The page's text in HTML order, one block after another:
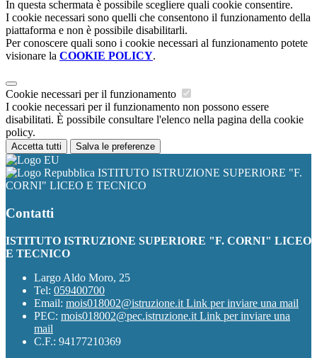
In questa schermata è possibile scegliere quali cookie consentire.
I cookie necessari sono quelli che consentono il funzionamento della
piattaforma e non è possibile disabilitarli.
Per conoscere quali sono i cookie necessari al funzionamento potete
visionare la COOKIE POLICY.
Cookie necessari per il funzionamento
I cookie necessari per il funzionamento non possono essere
disabilitati. È possibile consultare l'elenco nella pagina della cookie
policy.
Accetta tutti Salva le preferenze
ISTITUTO ISTRUZIONE SUPERIORE "F.
CORNI" LICEO E TECNICO
Contatti
ISTITUTO ISTRUZIONE SUPERIORE "F. CORNI" LICEO
E TECNICO
Largo Aldo Moro, 25
Tel: 059400700
Email: mois018002@istruzione.it Link per inviare una mail
PEC: mois018002@pec.istruzione.it Link per inviare una
mail
C.F.: 94177210369